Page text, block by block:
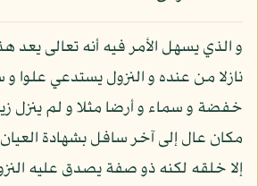
و الذي يسهل الأمر فيه أنه تعالى يعد
نازلا من عنده و النزول يستدعي علوا
خفضة و سماء و أرضا مثلا و لم ينزل
مكان عال إلى آخر سافل بشهادة العيان
إلا خلقه لكنه ذو صفة يصدق عليه